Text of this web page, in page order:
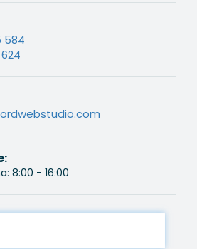
584
8:00 - 16:00